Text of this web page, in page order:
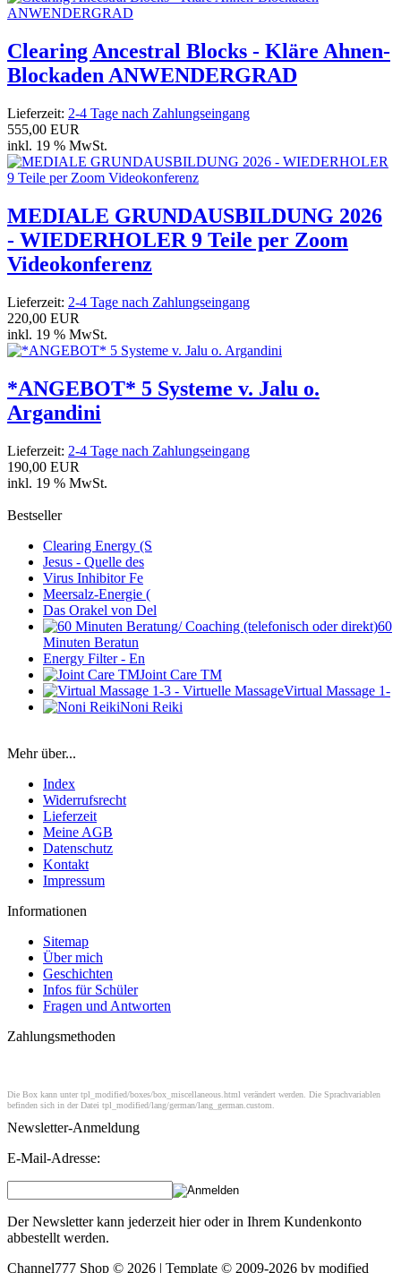
Clearing Ancestral Blocks - Kläre Ahnen-
Blockaden ANWENDERGRAD
Lieferzeit: 2-4 Tage nach Zahlungseingang
555,00 EUR
inkl. 19 % MwSt.
MEDIALE GRUNDAUSBILDUNG 2026
- WIEDERHOLER 9 Teile per Zoom
Videokonferenz
Lieferzeit: 2-4 Tage nach Zahlungseingang
220,00 EUR
inkl. 19 % MwSt.
*ANGEBOT* 5 Systeme v. Jalu o.
Argandini
Lieferzeit: 2-4 Tage nach Zahlungseingang
190,00 EUR
inkl. 19 % MwSt.
Bestseller
Clearing Energy (S
Jesus - Quelle des
Virus Inhibitor Fe
Meersalz-Energie (
Das Orakel von Del
60
Minuten Beratun
Energy Filter - En
Joint Care TM
Virtual Massage 1-
Noni Reiki
Mehr über...
Index
Widerrufsrecht
Lieferzeit
Meine AGB
Datenschutz
Kontakt
Impressum
Informationen
Sitemap
Über mich
Geschichten
Infos für Schüler
Fragen und Antworten
Zahlungsmethoden
Die Box kann unter tpl_modified/boxes/box_miscellaneous.html verändert werden. Die Sprachvariablen
befinden sich in der Datei tpl_modified/lang/german/lang_german.custom.
Newsletter-Anmeldung
E-Mail-Adresse:
Der Newsletter kann jederzeit hier oder in Ihrem Kundenkonto
abbestellt werden.
Channel777 Shop © 2026 | Template © 2009-2026 by modified